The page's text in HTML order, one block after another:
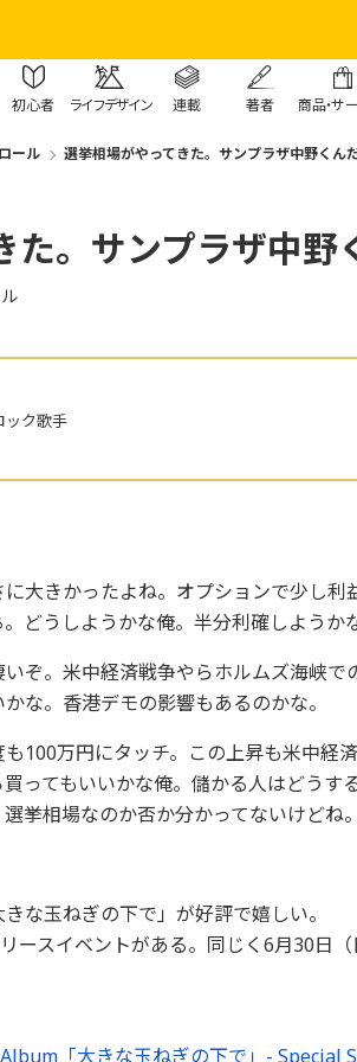
初心者 ライフデザイン 連載 著者 商品・サ
ール 選挙相場がやってきた。サンプラザ中野くん
。サンプラザ中野
ック歌手
大きかったよね。オプションで少し利
どうしようかな俺。半分利確しようか
ぞ。米中経済戦争やらホルムズ海峡で
な。香港デモの影響もあるのかな。
100万円にタッチ。この上昇も米中経
ってもいいかな俺。儲かる人はどうす
挙相場なのか否か分かってないけどね。
な玉ねぎの下で」が好評で嬉しい。
ースイベントがある。同じく6月30日
「大きな玉ねぎの下で」- Special